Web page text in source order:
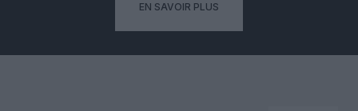
EN SAVOIR PLUS